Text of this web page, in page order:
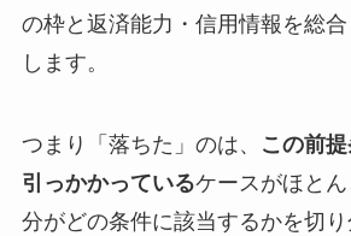
の枠と返済能力・信用情報を総
します。
つまり「落ちた」のは、
この前
引っかかっているケースがほと
分がどの条件に該当するかを切り